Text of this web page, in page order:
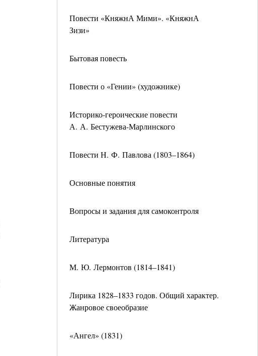
Повести «КняжнА Мими». «КняжнА
Зизи»
Бытовая повесть
Повести о «Гении» (художнике)
Историко-героические повести
А. А. Бестужева-Марлинского
Повести Н. Ф. Павлова (1803–1864)
Основные понятия
Вопросы и задания для самоконтроля
Литература
М. Ю. Лермонтов (1814–1841)
Лирика 1828–1833 годов. Общий характер.
Жанровое своеобразие
«Ангел» (1831)